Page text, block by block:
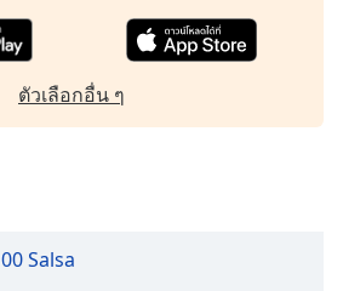
ตัวเลือกอื่น ๆ
Salsa